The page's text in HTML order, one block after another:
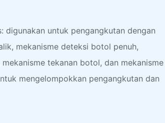
digunakan untuk pengangkutan dengan
mekanisme deteksi botol penuh,
tekanan botol, dan mekanisme
mengelompokkan pengangkutan dan